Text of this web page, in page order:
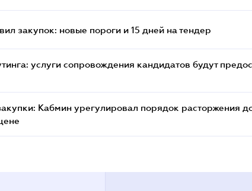
закупок: новые пороги и 15 дней на тендер
услуги сопровождения кандидатов будут
Кабмин урегулировал порядок расторжения